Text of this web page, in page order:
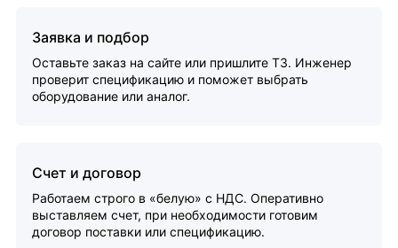
Заявка и подбор
Оставьте заказ на сайте или пришлите ТЗ. Инженер
проверит спецификацию и поможет выбрать
оборудование или аналог.
Счет и договор
Работаем строго в «белую» с НДС. Оперативно
выставляем счет, при необходимости готовим
договор поставки или спецификацию.